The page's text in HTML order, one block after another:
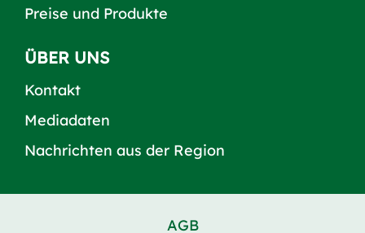
Preise und Produkte
ÜBER UNS
Kontakt
Mediadaten
Nachrichten aus der Region
AGB